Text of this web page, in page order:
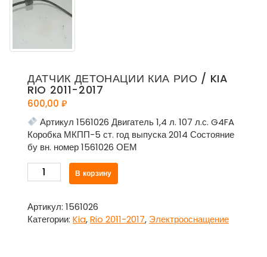
ДАТЧИК ДЕТОНАЦИИ КИА РИО / KIA
RIO 2011-2017
600,00 ₽
Артикул 1561026 Двигатель 1,4 л. 107 л.с. G4FA
Коробка МКПП-5 ст. год выпуска 2014 Состояние
бу вн. номер 1561026 ОЕМ
Количество
товара
детонации
Киа
В корзину
Артикул: 1561026
Категории: Kia,Rio 2011-2017, Электрооснащение